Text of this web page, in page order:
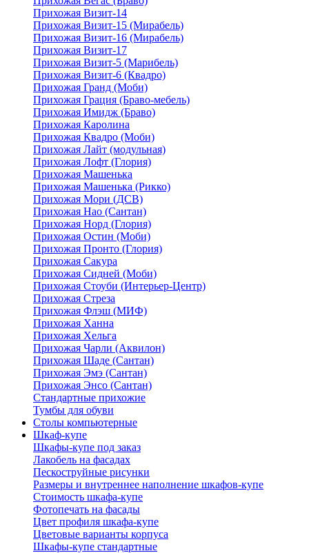
Прихожая Визит-14
Прихожая Визит-15 (Мирабель)
Прихожая Визит-16 (Мирабель)
Прихожая Визит-17
Прихожая Визит-5 (Марибель)
Прихожая Визит-6 (Квадро)
Прихожая Гранд (Моби)
Прихожая Грация (Браво-мебель)
Прихожая Имидж (Браво)
Прихожая Каролина
Прихожая Квадро (Моби)
Прихожая Лайт (модульная)
Прихожая Лофт (Глория)
Прихожая Машенька
Прихожая Машенька (Рикко)
Прихожая Мори (ДСВ)
Прихожая Нао (Сантан)
Прихожая Норд (Глория)
Прихожая Остин (Моби)
Прихожая Пронто (Глория)
Прихожая Сакура
Прихожая Сидней (Моби)
Прихожая Стоуби (Интерьер-Центр)
Прихожая Стреза
Прихожая Флэш (МИФ)
Прихожая Ханна
Прихожая Хельга
Прихожая Чарли (Аквилон)
Прихожая Шаде (Сантан)
Прихожая Эмэ (Сантан)
Прихожая Энсо (Сантан)
Стандартные прихожие
Тумбы для обуви
Столы компьютерные
Шкаф-купе
Шкафы-купе под заказ
Лакобель на фасадах
Пескоструйные рисунки
Размеры и внутреннее наполнение шкафов-купе
Стоимость шкафа-купе
Фотопечать на фасады
Цвет профиля шкафа-купе
Цветовые варианты корпуса
Шкафы-купе стандартные